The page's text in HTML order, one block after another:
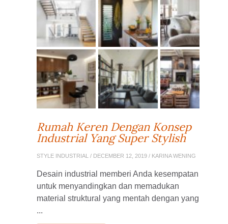
Rumah Keren Dengan Konsep
Industrial Yang Super Stylish
STYLE INDUSTRIAL / DECEMBER 12, 2019 / KARINA WENING
Desain industrial memberi Anda kesempatan
untuk menyandingkan dan memadukan
material struktural yang mentah dengan yang
...